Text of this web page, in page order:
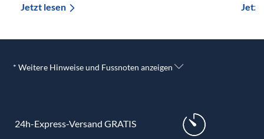
Jetzt lesen
* Weitere Hinweise und Fussnoten anzeigen
24h-Express-Versand GRATIS